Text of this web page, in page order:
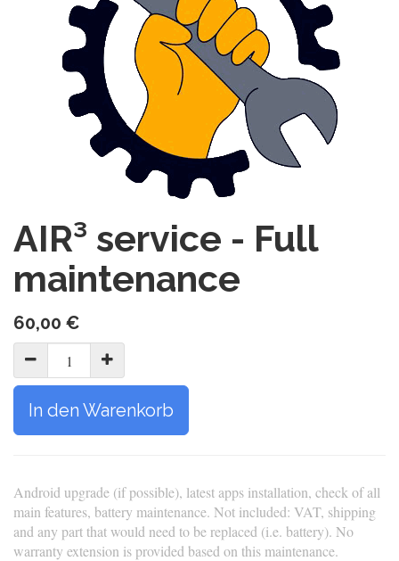
AIR³ service - Full
maintenance
60,00 €
In den Warenkorb
Android upgrade (if possible), latest apps installation, check of all
main features, battery maintenance. Not included: VAT, shipping
and any part that would need to be replaced (i.e. battery). No
warranty extension is provided based on this maintenance.